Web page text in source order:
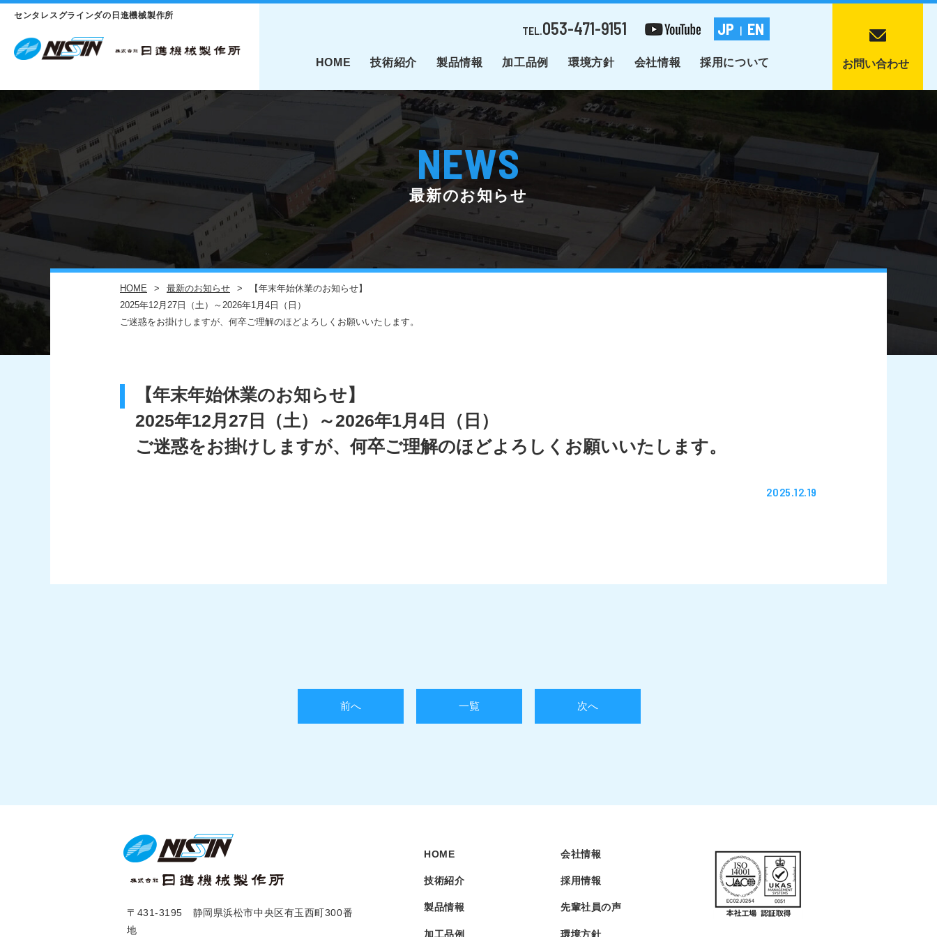
センタレスグラインダの日進機械製作所
TEL.053-471-9151 JP | EN
HOME 技術紹介 製品情報 加工品例 環境方針 会社情報 採用について お問い合わせ
NEWS
最新のお知らせ
HOME 最新のお知らせ
【年末年始休業のお知らせ】
2025年12月27日（土）～2026年1月4日（日）
ご迷惑をお掛けしますが、何卒ご理解のほどよろしくお願いいたします。
【年末年始休業のお知らせ】
2025年12月27日（土）～2026年1月4日（日）
ご迷惑をお掛けしますが、何卒ご理解のほどよろしくお願いいたします。
2025.12.19
前へ 一覧 次へ
〒431-3195 静岡県浜松市中央区有玉西町300番
地
HOME 会社情報
技術紹介 採用情報
製品情報 先輩社員の声
加工品例 環境方針